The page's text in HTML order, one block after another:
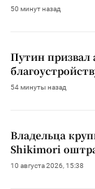
50 минут назад
Путин призвал
54 минуты назад
Владельца
Shikimori
10 августа 2026, 15:38